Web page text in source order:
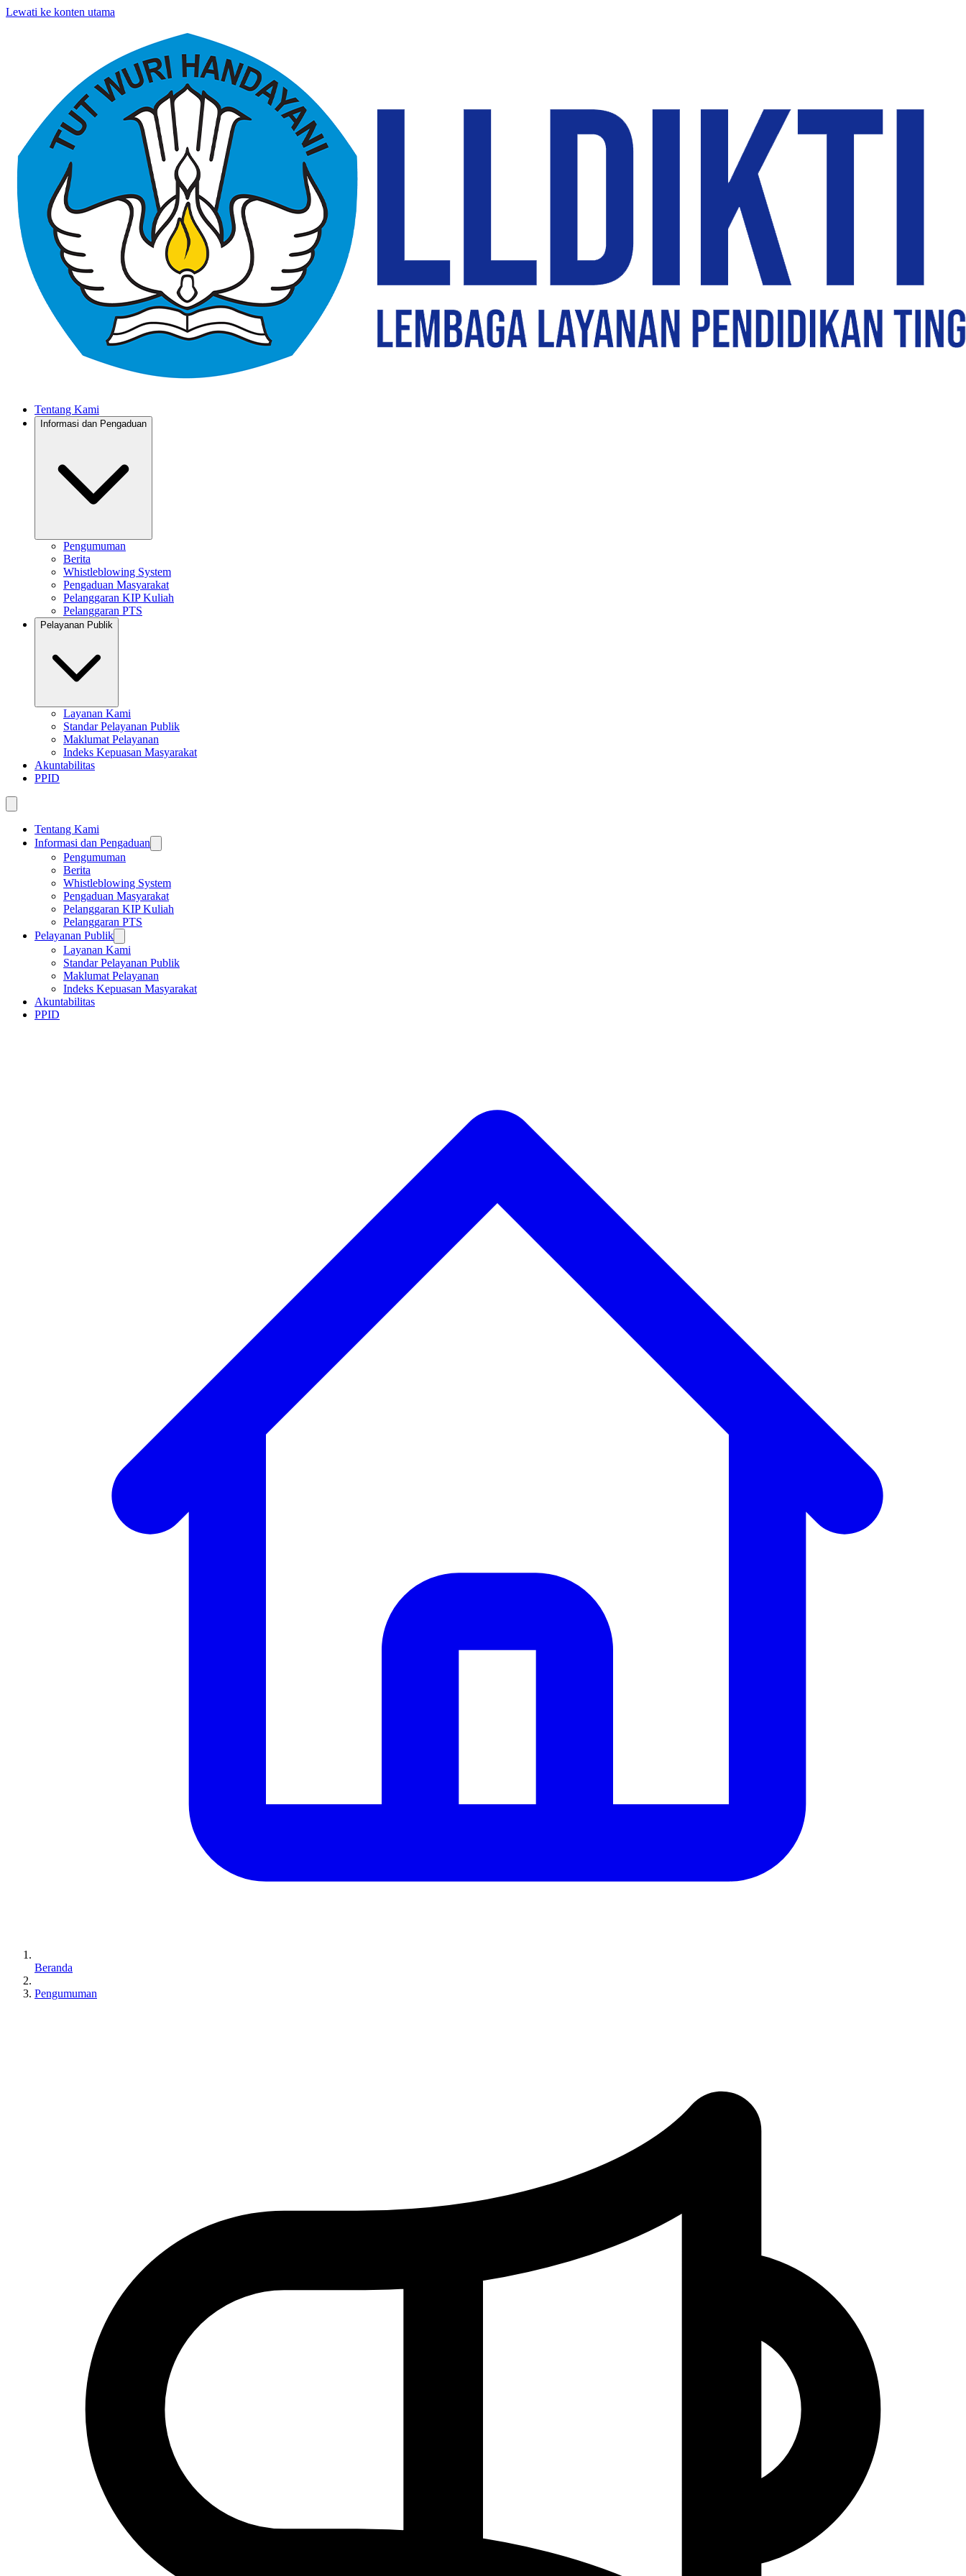
Lewati ke konten utama
Tentang Kami
Informasi dan Pengaduan
Pengumuman
Berita
Whistleblowing System
Pengaduan Masyarakat
Pelanggaran KIP Kuliah
Pelanggaran PTS
Pelayanan Publik
Layanan Kami
Standar Pelayanan Publik
Maklumat Pelayanan
Indeks Kepuasan Masyarakat
Akuntabilitas
PPID
Tentang Kami
Informasi dan Pengaduan
Pengumuman
Berita
Whistleblowing System
Pengaduan Masyarakat
Pelanggaran KIP Kuliah
Pelanggaran PTS
Pelayanan Publik
Layanan Kami
Standar Pelayanan Publik
Maklumat Pelayanan
Indeks Kepuasan Masyarakat
Akuntabilitas
PPID
Beranda
Pengumuman